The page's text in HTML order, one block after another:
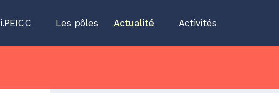
i.PEICC Les pôles Actualité Activités